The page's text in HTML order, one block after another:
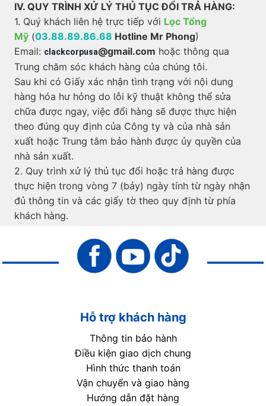
IV. QUY TRÌNH XỬ LÝ THỦ TỤC ĐỔI TRẢ HÀNG:
1. Quý khách liên hệ trực tiếp với Lọc Tổng
Mỹ (03.88.89.86.68 Hotline Mr Phong)
Email: clackcorpusa@gmail.com hoặc thông qua
Trung chăm sóc khách hàng của chúng tôi.
Sau khi có Giấy xác nhận tình trạng với nội dung
hàng hóa hư hỏng do lỗi kỹ thuật không thể sửa
chữa được ngay, việc đổi hàng sẽ được thực hiện
theo đúng quy định của Công ty và của nhà sản
xuất hoặc Trung tâm bảo hành được ủy quyền của
nhà sản xuất.
2. Quy trình xử lý thủ tục đổi hoặc trả hàng được
thực hiện trong vòng 7 (bảy) ngày tính từ ngày nhận
đủ thông tin và các giấy tờ theo quy định từ phía
khách hàng.
Hỗ trợ khách hàng
Thông tin bảo hành
Điều kiện giao dịch chung
Hình thức thanh toán
Vận chuyển và giao hàng
Hướng dẫn đặt hàng